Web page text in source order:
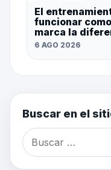
El
funcionar
marca la
6 AGO 2026
Buscar en el